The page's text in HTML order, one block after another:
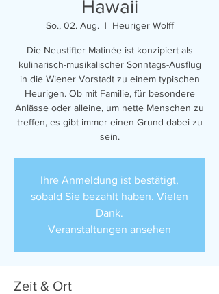
Hawaii
So., 02. Aug.
  |
Heuriger Wolff
Die Neustifter Matinée ist konzipiert als
kulinarisch-musikalischer Sonntags-Ausflug
in die Wiener Vorstadt zu einem typischen
Heurigen. Ob mit Familie, für besondere
Anlässe oder alleine, um nette Menschen zu
treffen, es gibt immer einen Grund dabei zu
sein.
Ihre Anmeldung ist bestätigt,
sobald Sie bezahlt haben. Vielen
Dank.
Veranstaltungen ansehen
Zeit & Ort